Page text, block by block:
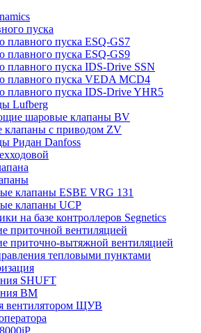
пуска
плавного пуска ESQ-GS7
плавного пуска ESQ-GS9
плавного пуска IDS-Drive SSN
плавного пуска VEDA MCD4
плавного пуска IDS-Drive YHR5
Lufberg
шаровые клапаны BV
клапаны с приводом ZV
Ридан Danfoss
клапаны ESBE VRG 131
клапаны UCP
на базе контроллеров Segnetics
приточной вентиляцией
приточно-вытяжной вентиляцией
тепловыми пунктами
SHUFT
BM
вентилятором ЩУВ